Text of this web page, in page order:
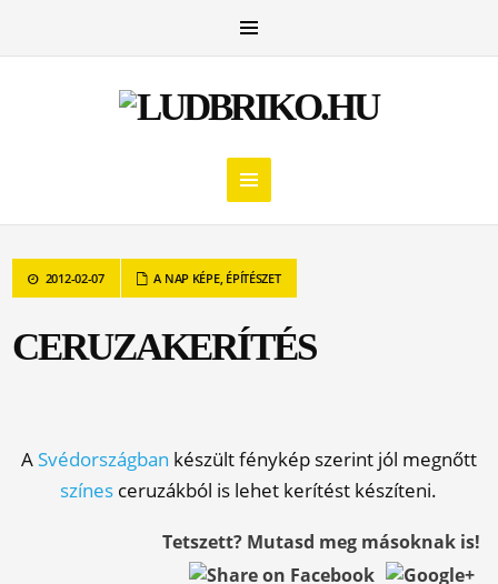
2012-02-07 A NAP KÉPE, ÉPÍTÉSZET
CERUZAKERÍTÉS
ASvédországban készült fénykép szerint jól megnőtt
színes ceruzákból is lehet kerítést készíteni.
Tetszett? Mutasd meg másoknak is!